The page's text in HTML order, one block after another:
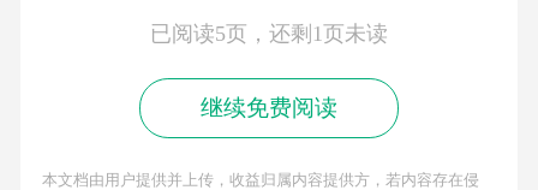
已阅读5页，还剩1页未读
继续免费阅读
本文档由用户提供并上传，收益归属内容提供方，若内容存在侵